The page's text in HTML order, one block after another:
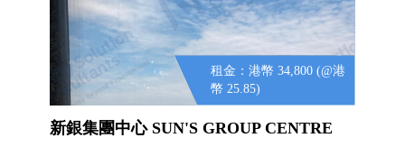
租金：港幣 34,800 (@港
幣 25.85)
新銀集團中心 SUN'S GROUP CENTRE